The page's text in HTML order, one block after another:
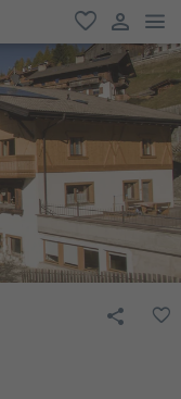
favoriti
user link